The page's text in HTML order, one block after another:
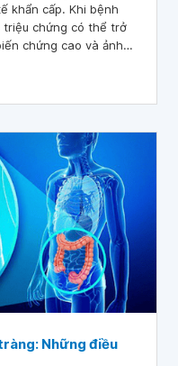
khẩn cấp. Khi bệnh
chứng có thể trở
chứng cao và ảnh
tính cần được thực
Những điều